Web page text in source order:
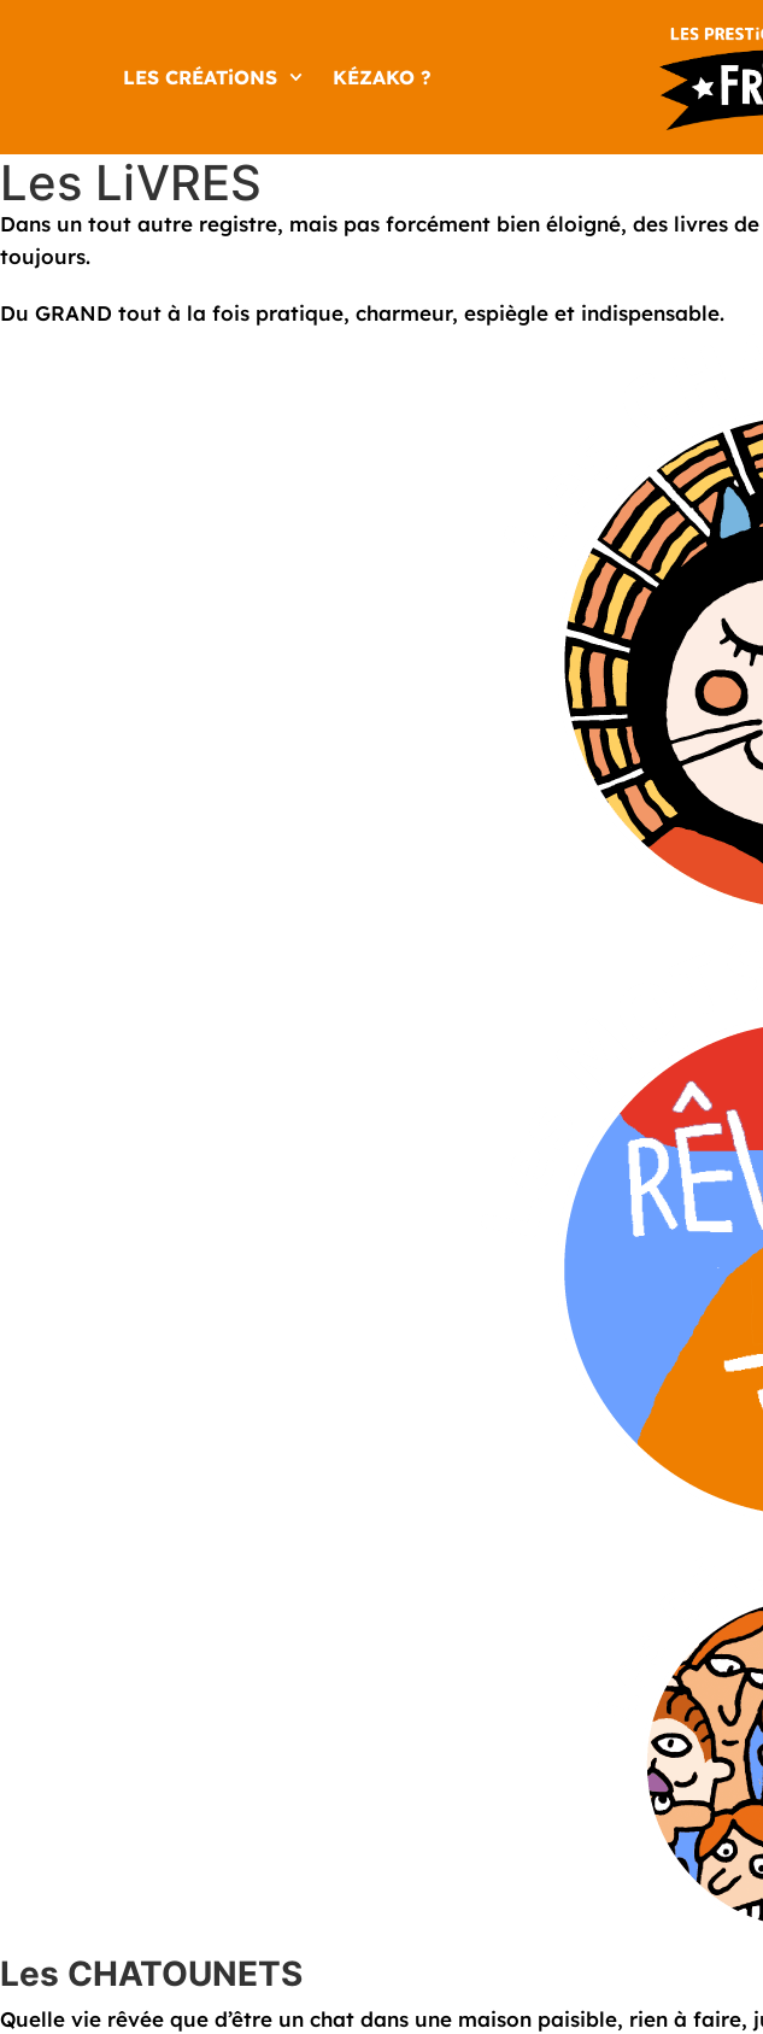
LES CRÉATiONS KÉZAKO ?
Les LiVRES
Dans un tout autre registre, mais pas forcément bien éloigné, des livres
toujours.
Du GRAND tout à la fois pratique, charmeur, espiègle et indispensable.
Les CHATOUNETS
Quelle vie rêvée que d’être un chat dans une maison paisible, rien à